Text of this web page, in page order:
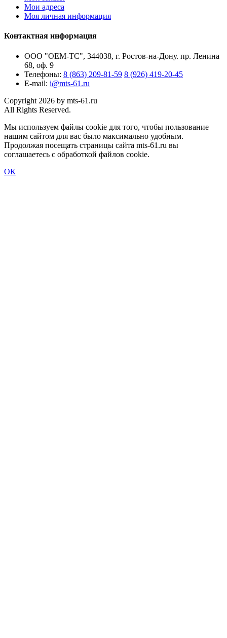
Мои адреса
Моя личная информация
Контактная информация
ООО "ОЕМ-ТС", 344038, г. Ростов-на-Дону. пр. Ленина
68, оф. 9
Телефоны: 8 (863) 209-81-59 8 (926) 419-20-45
E-mail: i@mts-61.ru
Copyright 2026 by mts-61.ru
All Rights Reserved.
Мы используем файлы cookie для того, чтобы пользование
нашим сайтом для вас было максимально удобным.
Продолжая посещать страницы сайта mts-61.ru вы
соглашаетесь с обработкой файлов cookie.
ОК